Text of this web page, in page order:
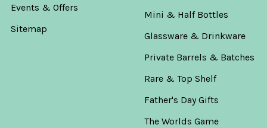
Events & Offers
Sitemap
Mini & Half Bottles
Glassware & Drinkware
Private Barrels & Batches
Rare & Top Shelf
Father's Day Gifts
The Worlds Game